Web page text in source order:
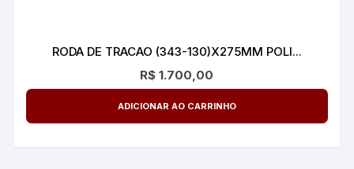
RODA DE TRACAO (343-130)X275MM POLI...
R$ 1.700,00
ADICIONAR AO CARRINHO